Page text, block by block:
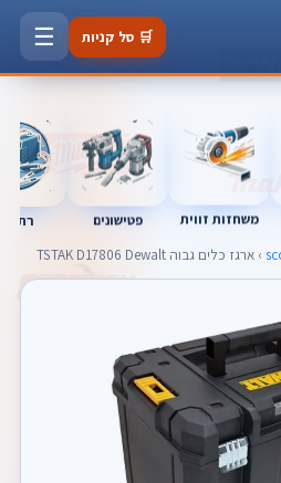
🛒 סל קניות ☰
משחזות זווית פטישונים
› ארגז כלים גבוה TSTAK D17806 Dewalt